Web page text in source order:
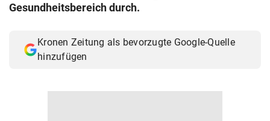
Gesundheitsbereich durch.
Kronen Zeitung als bevorzugte Google-Quelle
hinzufügen